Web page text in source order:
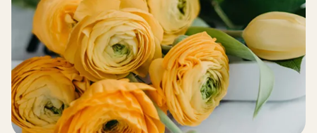
Monument funéraire
Livraison de fleurs